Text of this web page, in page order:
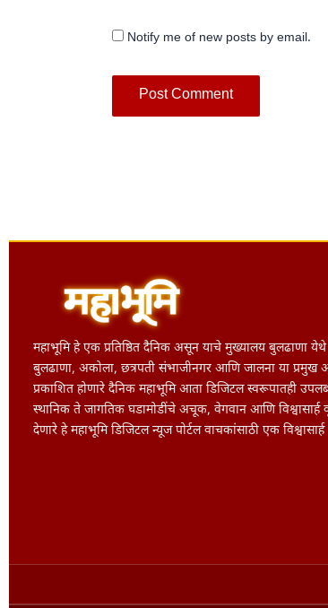
Notify me of new posts by email.
महाभूमि हे एक प्रतिष्ठित दैनिक असून याचे मुख्यालय बुलढाणा
बुलढाणा, अकोला, छत्रपती संभाजीनगर आणि जालना या प्रमुख
प्रकाशित होणारे दैनिक महाभूमि आता डिजिटल स्वरूपातही
स्थानिक ते जागतिक घडामोडींचे अचूक, वेगवान आणि विश्वासार्ह
देणारे हे महाभूमि डिजिटल न्यूज पोर्टल वाचकांसाठी एक